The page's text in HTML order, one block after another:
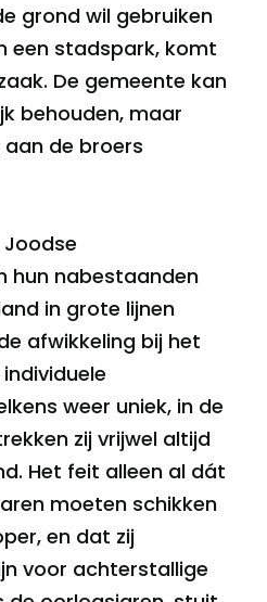
grond wil gebruiken
een stadspark, komt
De gemeente kan
behouden, maar
de broers
hun nabestaanden
in grote lijnen
afwikkeling bij het
weer uniek, in de
zij vrijwel altijd
Het feit alleen al dát
moeten schikken
en dat zij
voor achterstallige